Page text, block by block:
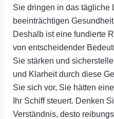
Sie dringen in das tägliche
beeinträchtigen
Deshalb ist eine fundierte
von entscheidender
Sie stärken und
und Klarheit durch diese
Sie sich vor, Sie hätten
Ihr Schiff steuert. Denken
Verständnis, desto